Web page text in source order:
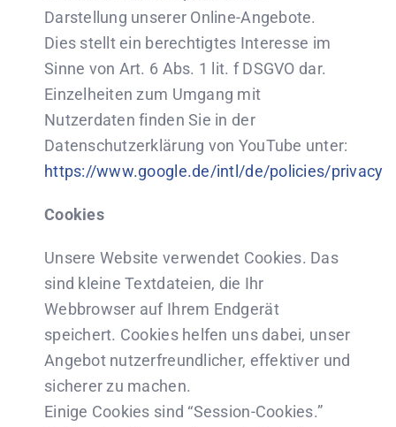
Darstellung unserer Online-Angebote.
Dies stellt ein berechtigtes Interesse im
Sinne von Art. 6 Abs. 1 lit. f DSGVO dar.
Einzelheiten zum Umgang mit
Nutzerdaten finden Sie in der
Datenschutzerklärung von YouTube unter:
https://www.google.de/intl/de/policies/privacy
Cookies
Unsere Website verwendet Cookies. Das
sind kleine Textdateien, die Ihr
Webbrowser auf Ihrem Endgerät
speichert. Cookies helfen uns dabei, unser
Angebot nutzerfreundlicher, effektiver und
sicherer zu machen.
Einige Cookies sind “Session-Cookies.”